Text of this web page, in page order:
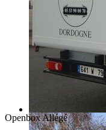
Openbox Allégé